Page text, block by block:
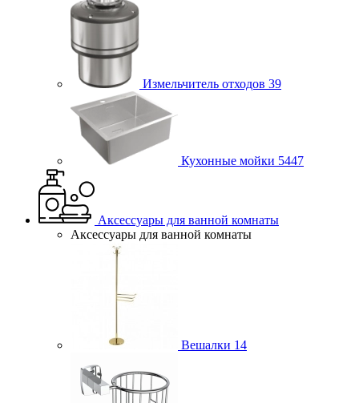
Измельчитель отходов 39
Кухонные мойки 5447
Аксессуары для ванной комнаты
Аксессуары для ванной комнаты
Вешалки 14